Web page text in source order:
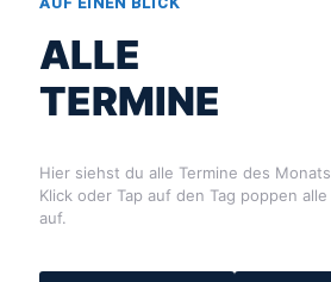
ALLE
TERMINE
Hier siehst du alle Termine des
Klick oder Tap auf den Tag poppen
auf.